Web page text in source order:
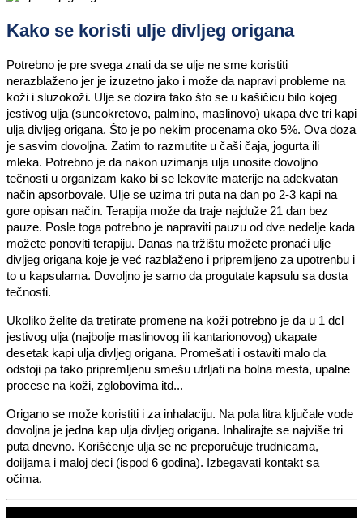
Kako se koristi ulje divljeg origana
Potrebno je pre svega znati da se ulje ne sme koristiti
nerazblaženo jer je izuzetno jako i može da napravi probleme na
koži i sluzokoži. Ulje se dozira tako što se u kašičicu bilo kojeg
jestivog ulja (suncokretovo, palmino, maslinovo) ukapa dve tri kapi
ulja divljeg origana. Što je po nekim procenama oko 5%. Ova doza
je sasvim dovoljna. Zatim to razmutite u čaši čaja, jogurta ili
mleka. Potrebno je da nakon uzimanja ulja unosite dovoljno
tečnosti u organizam kako bi se lekovite materije na adekvatan
način apsorbovale. Ulje se uzima tri puta na dan po 2-3 kapi na
gore opisan način. Terapija može da traje najduže 21 dan bez
pauze. Posle toga potrebno je napraviti pauzu od dve nedelje kada
možete ponoviti terapiju. Danas na tržištu možete pronaći ulje
divljeg origana koje je već razblaženo i pripremljeno za upotrenbu i
to u kapsulama. Dovoljno je samo da progutate kapsulu sa dosta
tečnosti.
Ukoliko želite da tretirate promene na koži potrebno je da u 1 dcl
jestivog ulja (najbolje maslinovog ili kantarionovog) ukapate
desetak kapi ulja divljeg origana. Promešati i ostaviti malo da
odstoji pa tako pripremljenu smešu utrljati na bolna mesta, upalne
procese na koži, zglobovima itd...
Origano se može koristiti i za inhalaciju. Na pola litra ključale vode
dovoljna je jedna kap ulja divljeg origana. Inhalirajte se najviše tri
puta dnevno. Korišćenje ulja se ne preporučuje trudnicama,
doiljama i maloj deci (ispod 6 godina). Izbegavati kontakt sa
očima.